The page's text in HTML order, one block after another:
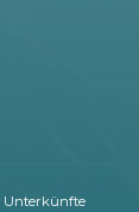
Unterkünfte